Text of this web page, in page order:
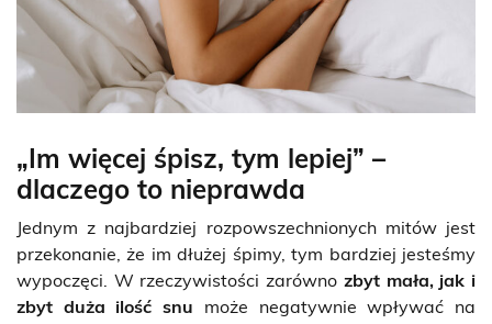
„Im więcej śpisz, tym lepiej” –
dlaczego to nieprawda
Jednym z najbardziej rozpowszechnionych mitów jest
przekonanie, że im dłużej śpimy, tym bardziej jesteśmy
wypoczęci. W rzeczywistości zarówno zbyt mała, jak i
zbyt duża ilość snu może negatywnie wpływać na